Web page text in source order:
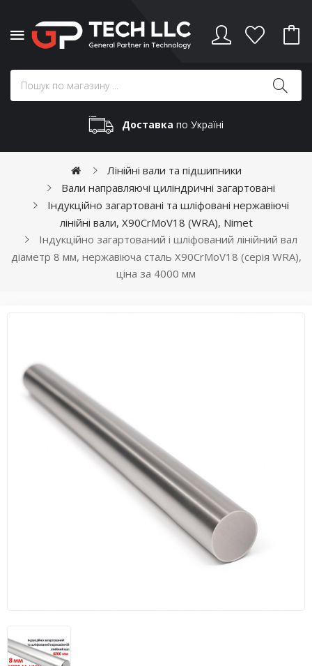
Доставка по Україні
Лінійні вали та підшипники
Вали направляючі циліндричні загартовані
Індукційно загартовані та шліфовані нержавіючі
лінійні вали, X90CrMoV18 (WRA), Nimet
Індукційно загартований і шліфований лінійний вал
діаметр 8 мм, нержавіюча сталь X90CrMoV18 (серія WRA),
ціна за 4000 мм